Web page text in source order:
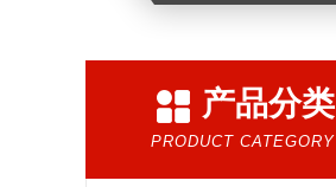
产品分类
PRODUCT CATEGORY